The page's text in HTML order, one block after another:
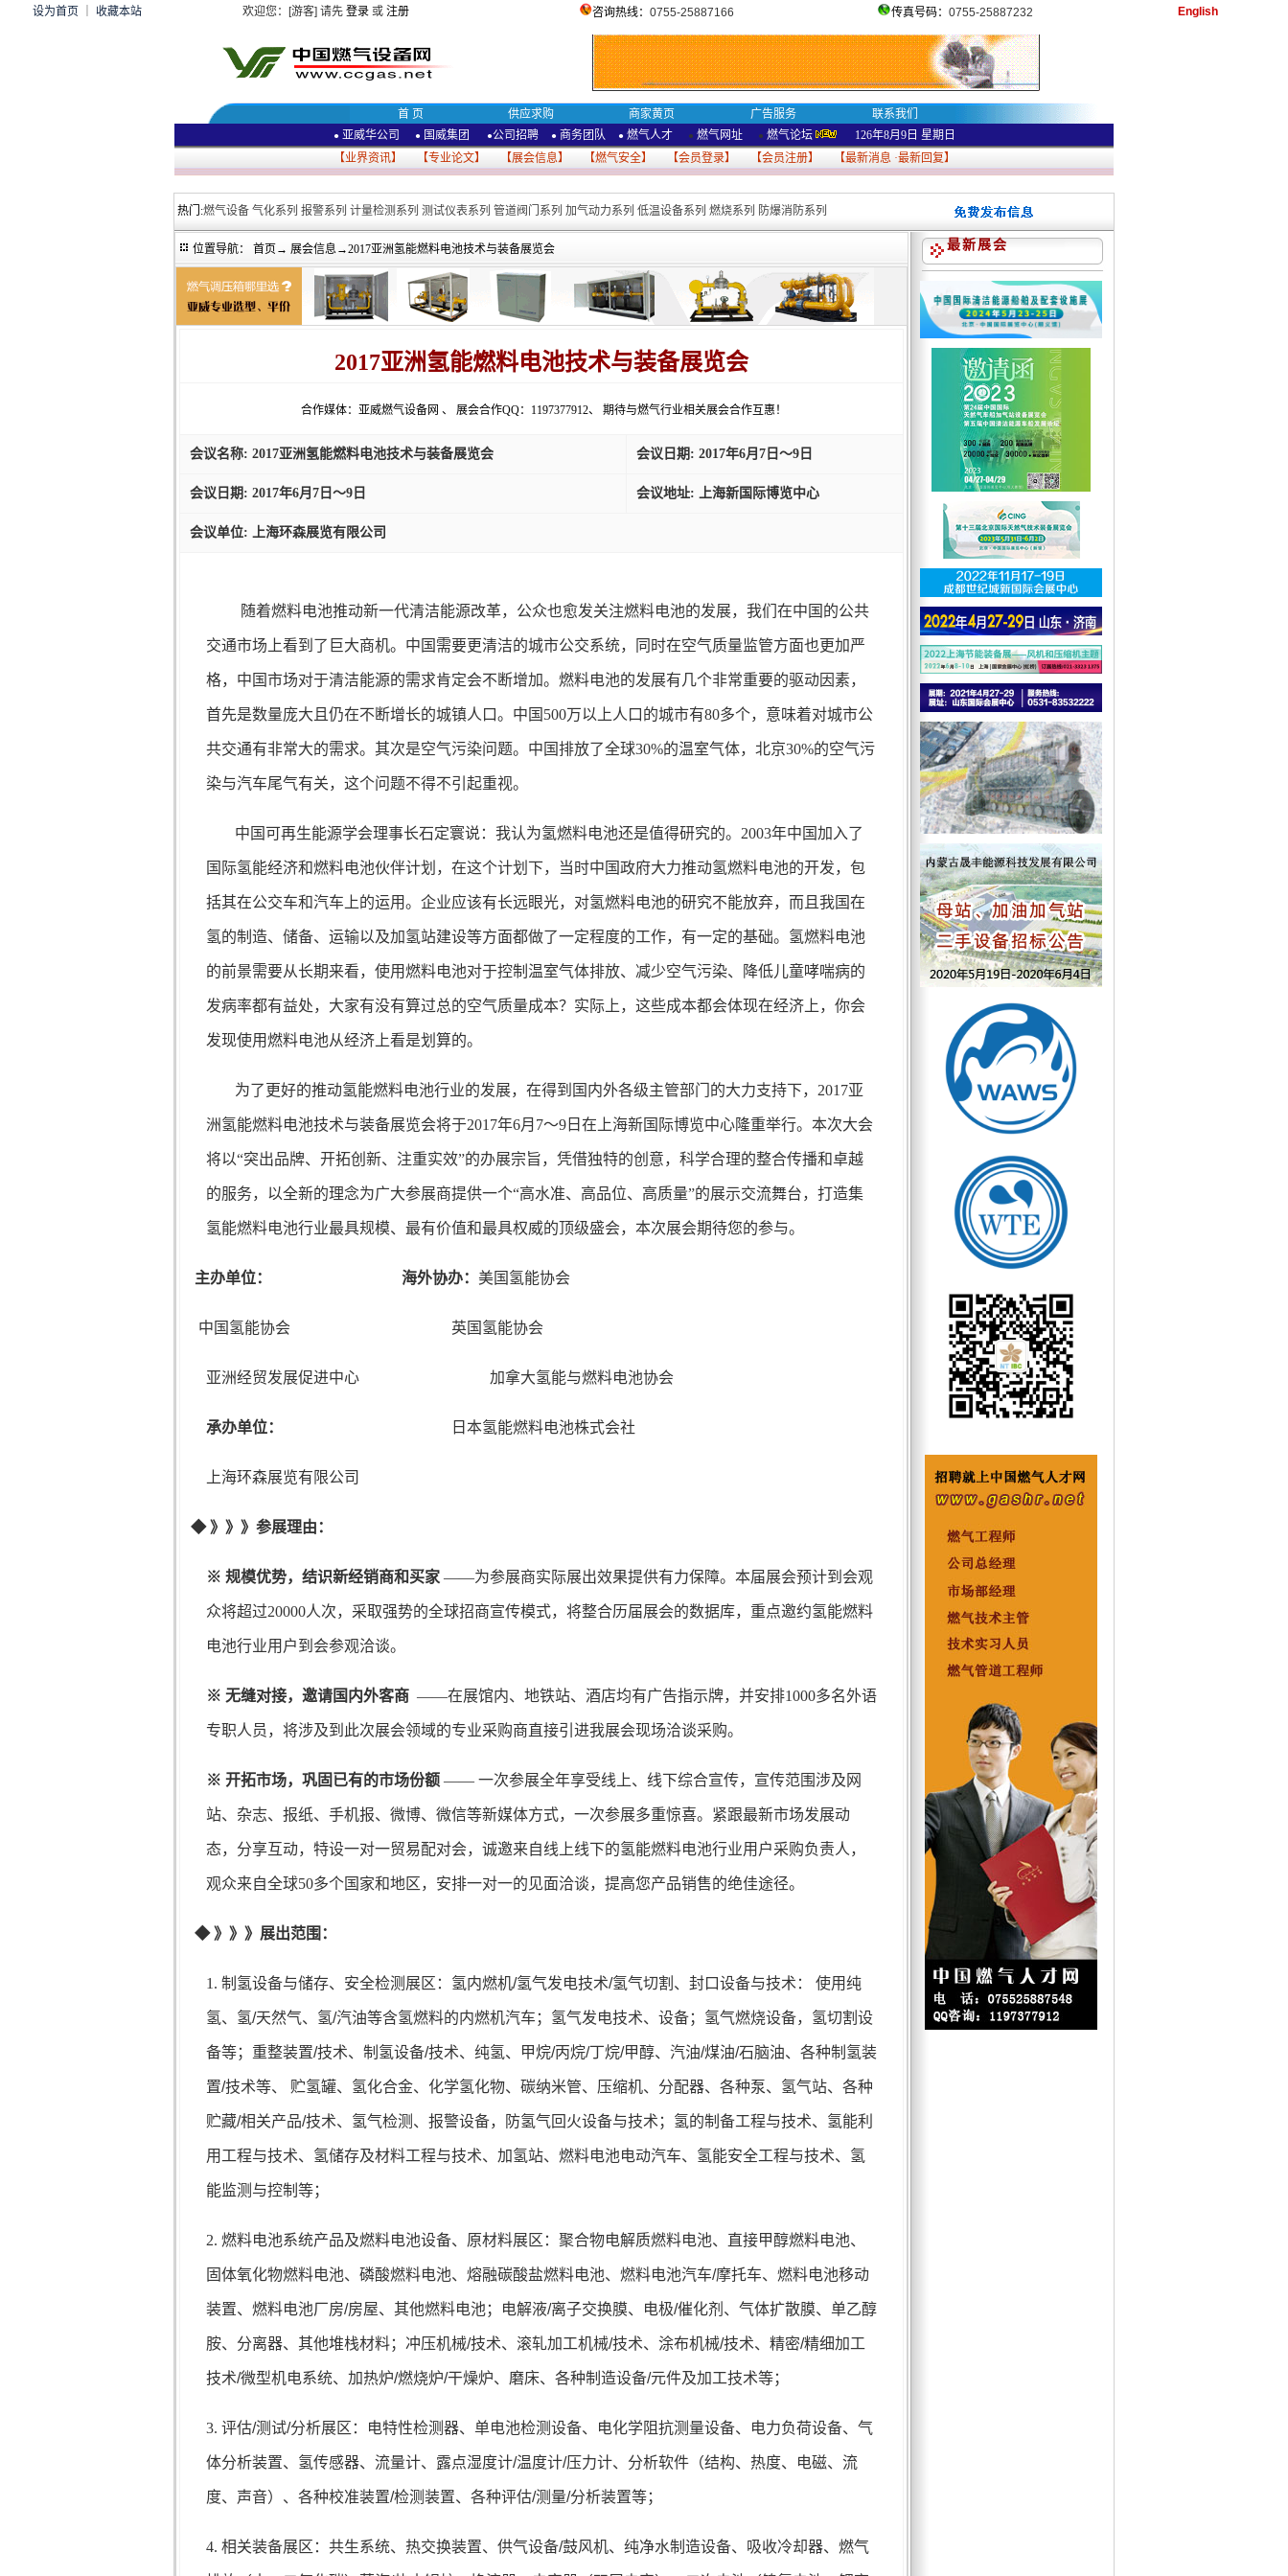
设为首页 收藏本站 欢迎您：[游客] 请先 登录 或 注册 咨询热线： 0755-25887166 传真号码： 0755-25887232 English
首 页 供应求购 商家黄页 广告服务 联系我们
● 亚威华公司 ● 国威集团 ●公司招聘 ● 商务团队 ● 燃气人才 ● 燃气网址 ● 燃气论坛 126年8月9日 星期日
【业界资讯】 【专业论文】 【展会信息】 【燃气安全】 【会员登录】 【会员注册】 【最新消息·最新回复】
热门:燃气设备 气化系列 报警系列 计量检测系列 测试仪表系列 管道阀门系列 加气动力系列 低温设备系列 燃烧系列 防爆消防系列
位置导航： 首页 → 展会信息→2017亚洲氢能燃料电池技术与装备展览会
2017亚洲氢能燃料电池技术与装备展览会
合作媒体：亚威燃气设备网 、 展会合作QQ：1197377912、 期待与燃气行业相关展会合作互惠！
会议名称: 2017亚洲氢能燃料电池技术与装备展览会 会议日期: 2017年6月7日～9日
会议日期: 2017年6月7日～9日 会议地址: 上海新国际博览中心
会议单位: 上海环森展览有限公司
随着燃料电池推动新一代清洁能源改革，公众也愈发关注燃料电池的发展，我们在中国的公共
交通市场上看到了巨大商机。中国需要更清洁的城市公交系统，同时在空气质量监管方面也更加严
格，中国市场对于清洁能源的需求肯定会不断增加。燃料电池的发展有几个非常重要的驱动因素，
首先是数量庞大且仍在不断增长的城镇人口。中国500万以上人口的城市有80多个，意味着对城市公
共交通有非常大的需求。其次是空气污染问题。中国排放了全球30%的温室气体，北京30%的空气污
染与汽车尾气有关，这个问题不得不引起重视。
中国可再生能源学会理事长石定寰说：我认为氢燃料电池还是值得研究的。2003年中国加入了
国际氢能经济和燃料电池伙伴计划，在这个计划下，当时中国政府大力推动氢燃料电池的开发，包
括其在公交车和汽车上的运用。企业应该有长远眼光，对氢燃料电池的研究不能放弃，而且我国在
氢的制造、储备、运输以及加氢站建设等方面都做了一定程度的工作，有一定的基础。氢燃料电池
的前景需要从长期来看，使用燃料电池对于控制温室气体排放、减少空气污染、降低儿童哮喘病的
发病率都有益处，大家有没有算过总的空气质量成本？实际上，这些成本都会体现在经济上，你会
发现使用燃料电池从经济上看是划算的。
为了更好的推动氢能燃料电池行业的发展，在得到国内外各级主管部门的大力支持下，2017亚
洲氢能燃料电池技术与装备展览会将于2017年6月7～9日在上海新国际博览中心隆重举行。本次大会
将以“突出品牌、开拓创新、注重实效”的办展宗旨，凭借独特的创意，科学合理的整合传播和卓越
的服务，以全新的理念为广大参展商提供一个“高水准、高品位、高质量”的展示交流舞台，打造集
氢能燃料电池行业最具规模、最有价值和最具权威的顶级盛会，本次展会期待您的参与。
主办单位： 海外协办： 美国氢能协会
中国氢能协会 英国氢能协会
亚洲经贸发展促进中心 加拿大氢能与燃料电池协会
承办单位： 日本氢能燃料电池株式会社
上海环森展览有限公司
◆ 》》》参展理由：
※ 规模优势，结识新经销商和买家 ——为参展商实际展出效果提供有力保障。本届展会预计到会观
众将超过20000人次，采取强势的全球招商宣传模式，将整合历届展会的数据库，重点邀约氢能燃料
电池行业用户到会参观洽谈。
※ 无缝对接，邀请国内外客商 ——在展馆内、地铁站、酒店均有广告指示牌，并安排1000多名外语
专职人员，将涉及到此次展会领域的专业采购商直接引进我展会现场洽谈采购。
※ 开拓市场，巩固已有的市场份额 —— 一次参展全年享受线上、线下综合宣传，宣传范围涉及网
站、杂志、报纸、手机报、微博、微信等新媒体方式，一次参展多重惊喜。紧跟最新市场发展动
态，分享互动，特设一对一贸易配对会，诚邀来自线上线下的氢能燃料电池行业用户采购负责人，
观众来自全球50多个国家和地区，安排一对一的见面洽谈，提高您产品销售的绝佳途径。
◆ 》》》展出范围：
1. 制氢设备与储存、安全检测展区：氢内燃机/氢气发电技术/氢气切割、封口设备与技术： 使用纯
氢、氢/天然气、氢/汽油等含氢燃料的内燃机汽车；氢气发电技术、设备；氢气燃烧设备，氢切割设
备等；重整装置/技术、制氢设备/技术、纯氢、甲烷/丙烷/丁烷/甲醇、汽油/煤油/石脑油、各种制氢装
置/技术等、 贮氢罐、氢化合金、化学氢化物、碳纳米管、压缩机、分配器、各种泵、氢气站、各种
贮藏/相关产品/技术、氢气检测、报警设备，防氢气回火设备与技术；氢的制备工程与技术、氢能利
用工程与技术、氢储存及材料工程与技术、加氢站、燃料电池电动汽车、氢能安全工程与技术、氢
能监测与控制等；
2. 燃料电池系统产品及燃料电池设备、原材料展区：聚合物电解质燃料电池、直接甲醇燃料电池、
固体氧化物燃料电池、磷酸燃料电池、熔融碳酸盐燃料电池、燃料电池汽车/摩托车、燃料电池移动
装置、燃料电池厂房/房屋、其他燃料电池；电解液/离子交换膜、电极/催化剂、气体扩散膜、单乙醇
胺、分离器、其他堆栈材料；冲压机械/技术、滚轧加工机械/技术、涂布机械/技术、精密/精细加工
技术/微型机电系统、加热炉/燃烧炉/干燥炉、磨床、各种制造设备/元件及加工技术等；
3. 评估/测试/分析展区：电特性检测器、单电池检测设备、电化学阻抗测量设备、电力负荷设备、气
体分析装置、氢传感器、流量计、露点湿度计/温度计/压力计、分析软件（结构、热度、电磁、流
度、声音）、各种校准装置/检测装置、各种评估/测量/分析装置等；
4. 相关装备展区：共生系统、热交换装置、供气设备/鼓风机、纯净水制造设备、吸收冷却器、燃气
最新展会